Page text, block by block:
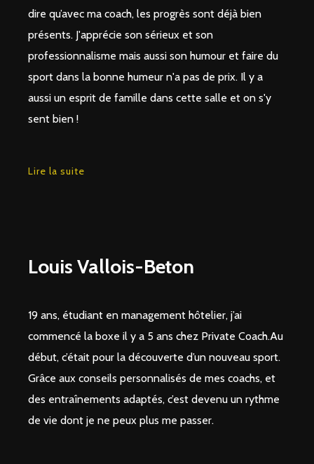
dire qu’avec ma coach, les progrès sont déjà bien
présents. J'apprécie son sérieux et son
professionnalisme mais aussi son humour et faire du
sport dans la bonne humeur n'a pas de prix. Il y a
aussi un esprit de famille dans cette salle et on s'y
sent bien !
Lire la suite
Louis Vallois-Beton
19 ans, étudiant en management hôtelier, j’ai
commencé la boxe il y a 5 ans chez Private Coach.Au
début, c’était pour la découverte d’un nouveau sport.
Grâce aux conseils personnalisés de mes coachs, et
des entraînements adaptés, c’est devenu un rythme
de vie dont je ne peux plus me passer.